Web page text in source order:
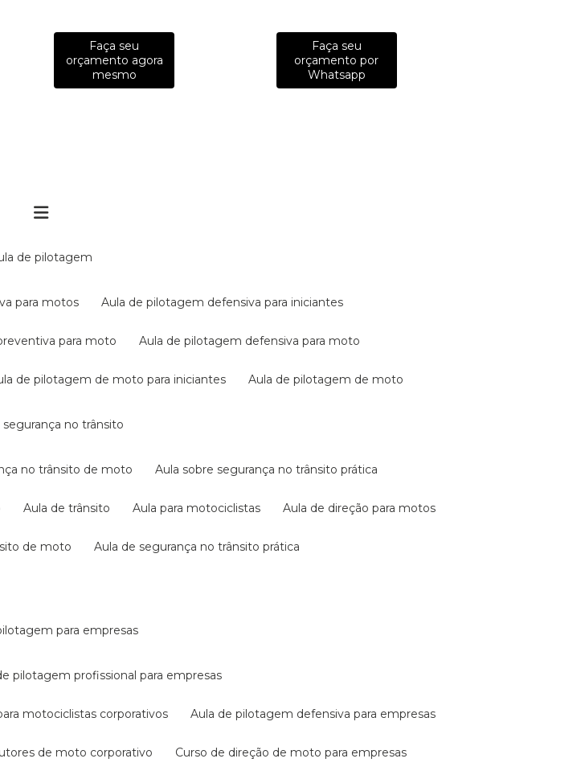
Faça seu
orçamento agora
mesmo
Faça seu
orçamento por
Whatsapp
de pilotagem
para motos aula de pilotagem defensiva para iniciantes
para moto aula de pilotagem defensiva para moto
de pilotagem de moto para iniciantes aula de pilotagem de moto
segurança no trânsito
no trânsito de moto aula sobre segurança no trânsito prática
aula de trânsito aula para motociclistas aula de direção para motos
de moto aula de segurança no trânsito prática
para empresas
pilotagem profissional para empresas
motociclistas corporativos aula de pilotagem defensiva para empresas
de moto corporativo curso de direção de moto para empresas